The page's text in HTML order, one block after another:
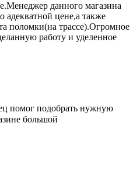
данного магазина
адекватной цене,а также
поломки(на трассе).Огромное
работу и уделенное
помог подобрать нужную
большой